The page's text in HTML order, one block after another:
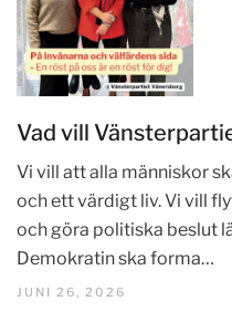
Vad vill
Vi vill att alla människor
och ett värdigt liv. Vi vill
och göra politiska beslut
Demokratin ska forma…
JUNI 26, 2026